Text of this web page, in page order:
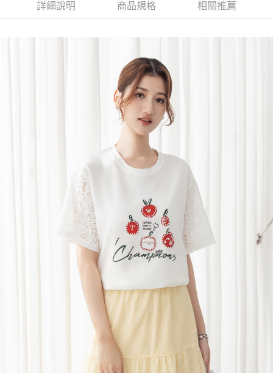
每筆NT$80，滿NT$699(含以上)免運費
每筆NT$80，滿NT$699(含以上)免運費
每筆NT$120，滿NT$699(含以上)免運費
詳細說明 商品規格 相關推薦